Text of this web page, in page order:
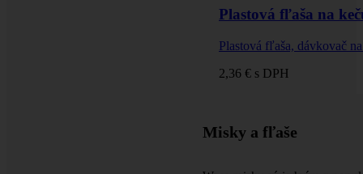
Plastová fľaša na
Plastová fľaša, dávkovač
2,36 € s DPH
Misky a fľaše